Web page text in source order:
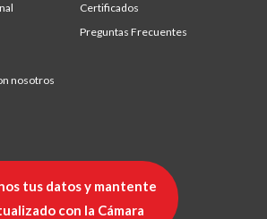
Certificados
Preguntas Frecuentes
nosotros
tus datos y mantente
con la Cámara